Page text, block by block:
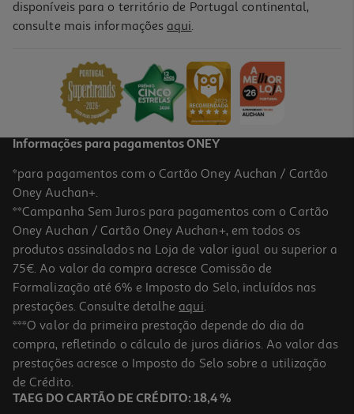
4.1
Auscultadores Gaming Hyperx 727a9aa Cloud Iii Preto/vermelho
69,99 €
5.0
Auscultadores Gaming Razer Kraken X Lite
34.99 €/un
34,99 €
disponíveis para o território de Portugal continental,
consulte mais informações aqui.
Informações para pagamentos ONEY
*para pagamentos com o Cartão Oney Auchan / Cartão
Oney Auchan+.
**Campanha Sem Juros para pagamentos com o Cartão
Oney Auchan / Cartão Oney Auchan+, em todos os
produtos assinalados na Loja de valor igual ou superior a
75€. Ao valor da compra acresce Comissão de
Formalização até 6% e Imposto do Selo, incluídos nas
prestações. Consulte detalhe aqui.
***O valor da primeira prestação depende do dia da
compra, refletindo o cálculo de juros diários. Ao valor das
prestações acresce o Imposto do Selo sobre a utilização
de Crédito.
TAEG DO CARTÃO DE CRÉDITO: 18,4 %